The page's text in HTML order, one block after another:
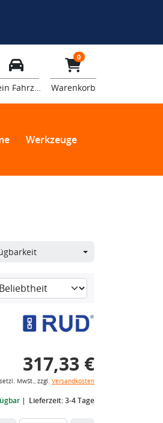
Fahrzeug
0
Warenkorb
Werkzeuge
317,33 €
MwSt., zzgl. Versandkosten
Lieferzeit: 3-4 Tage